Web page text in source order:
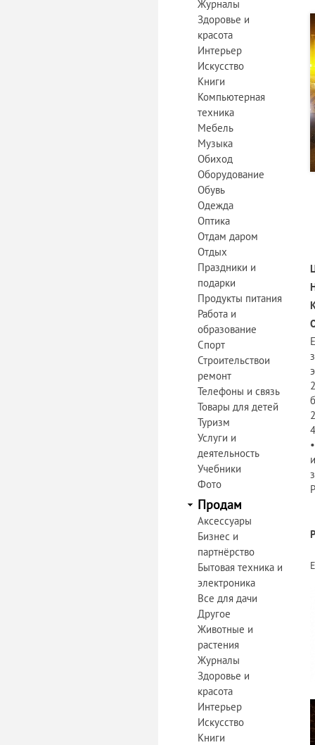
Журналы
Здоровье и
красота
Интерьер
Искусство
Книги
Компьютерная
техника
Мебель
Музыка
Обиход
Оборудование
Обувь
Одежда
Оптика
Отдам даром
Отдых
Праздники и
подарки
Продукты питания
Работа и
образование
Спорт
Строительствои
ремонт
Телефоны и связь
Товары для детей
Туризм
Услуги и
деятельность
Учебники
Фото
Продам
Аксессуары
Бизнес и
партнёрство
Бытовая техника и
электроника
Все для дачи
Другое
Животные и
растения
Журналы
Здоровье и
красота
Интерьер
Искусство
Книги